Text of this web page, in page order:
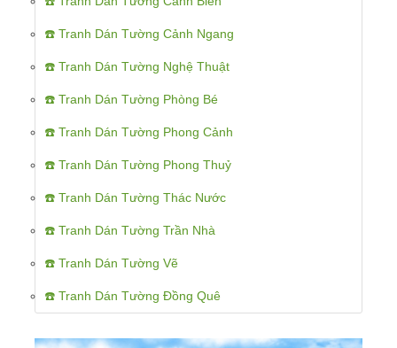
☎️ Tranh Dán Tường Cảnh Ngang
☎️ Tranh Dán Tường Nghệ Thuật
☎️ Tranh Dán Tường Phòng Bé
☎️ Tranh Dán Tường Phong Cảnh
☎️ Tranh Dán Tường Phong Thuỷ
☎️ Tranh Dán Tường Thác Nước
☎️ Tranh Dán Tường Trần Nhà
☎️ Tranh Dán Tường Vẽ
☎️ Tranh Dán Tường Đồng Quê